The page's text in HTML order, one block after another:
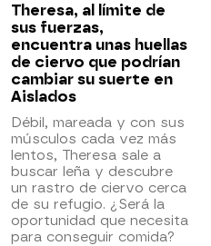
Theresa, al límite de
sus fuerzas,
encuentra unas huellas
de ciervo que podrían
cambiar su suerte en
Aislados
Débil, mareada y con sus
músculos cada vez más
lentos, Theresa sale a
buscar leña y descubre
un rastro de ciervo cerca
de su refugio. ¿Será la
oportunidad que necesita
para conseguir comida?